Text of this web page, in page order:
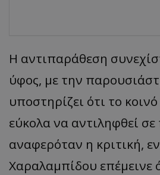
Η αντιπαράθεση
ύφος, με την
υποστηρίζει ότι το
εύκολα να αντιληφθεί
αναφερόταν η κριτική,
Χαραλαμπίδου επέμεινε